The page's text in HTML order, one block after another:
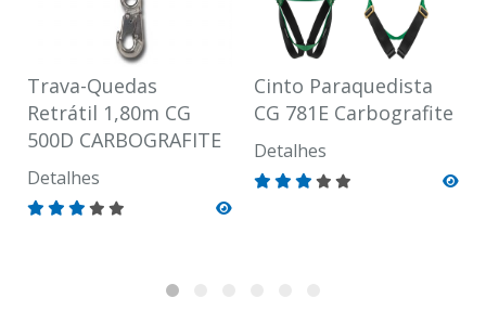
Trava-Quedas
Retrátil 1,80m CG
500D CARBOGRAFITE
Detalhes
Cinto Paraquedista
CG 781E Carbografite
Detalhes